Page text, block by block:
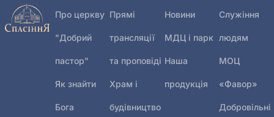
Про церкву
"Добрий
пастор"
Як знайти
Бога
Прямі
трансляції
та проповіді
Храм і
будівництво
Новини
МДЦ і парк
Наша
продукція
Служіння
людям
МОЦ
«Фавор»
Добровільні